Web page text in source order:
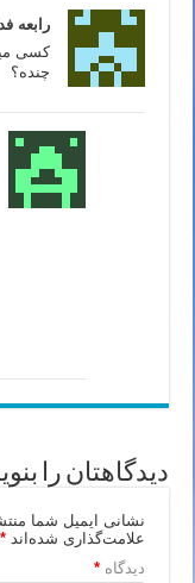
رابعه
کسی
چنده؟
دیدگاهتان را
نشانی ایمیل شما
علامت‌گذاری شده‌اند*
دیدگاه*